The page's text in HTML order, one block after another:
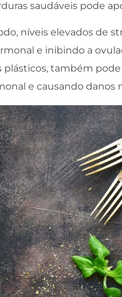
saudáveis pode
níveis elevados de
e inibindo a
plásticos, também
e causando danos